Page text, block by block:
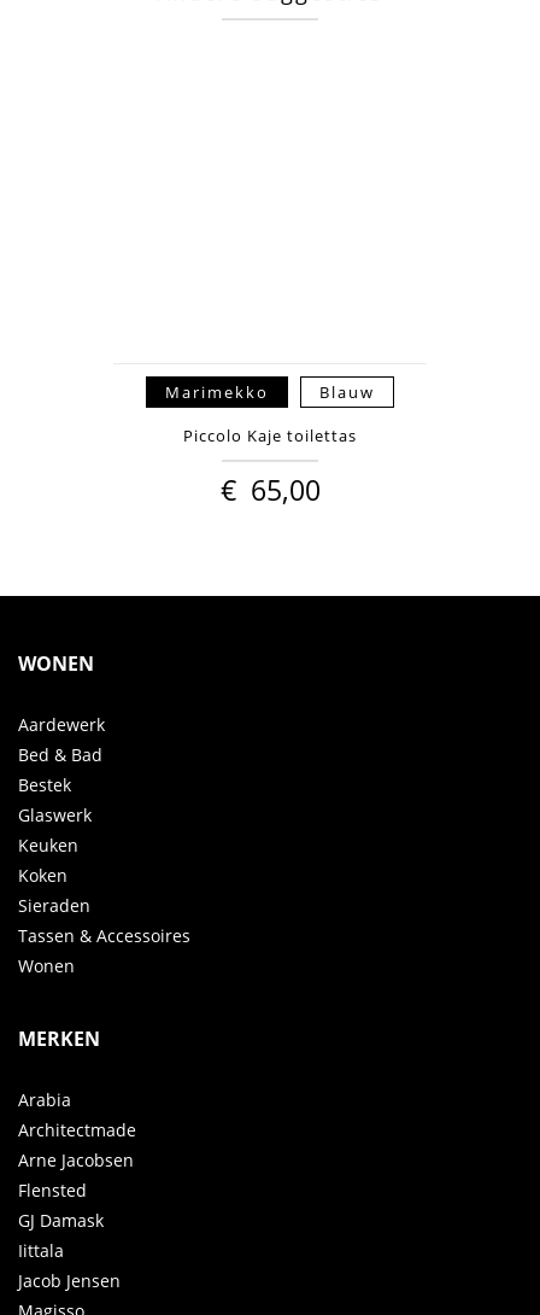
Marimekko Blauw
Piccolo Kaje toilettas
€ 65,00
WONEN
Aardewerk
Bed & Bad
Bestek
Glaswerk
Keuken
Koken
Sieraden
Tassen & Accessoires
Wonen
MERKEN
Arabia
Architectmade
Arne Jacobsen
Flensted
GJ Damask
Iittala
Jacob Jensen